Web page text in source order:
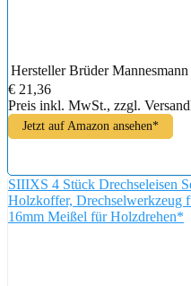
Hersteller Brüder Mannesmann
€ 21,36
Preis inkl. MwSt., zzgl.
Jetzt auf Amazon ansehen*
SIIIXS 4 Stück Drechseleisen
Holzkoffer, Drechselwerkzeug
16mm Meißel für Holzdrehen*